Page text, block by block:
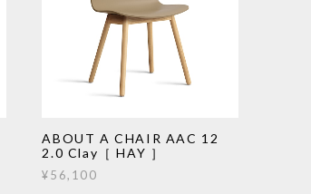
ABOUT A CHAIR AAC 12
2.0 Clay［ HAY ］
¥56,100